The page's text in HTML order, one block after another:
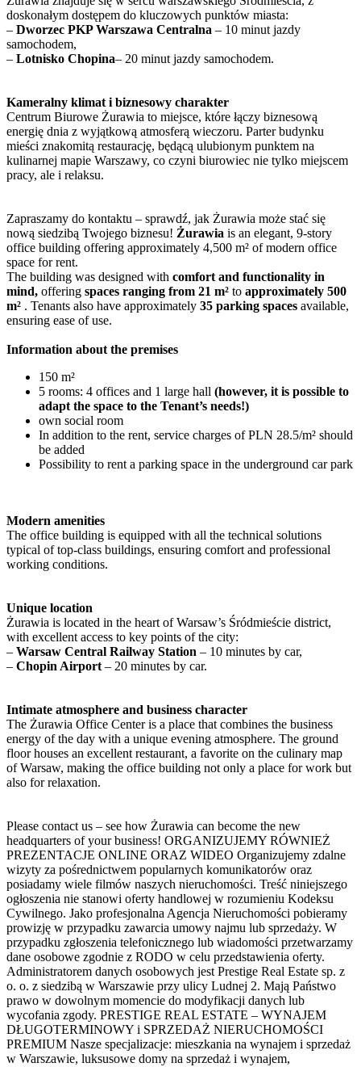
doskonałym dostępem do kluczowych punktów miasta:
– Dworzec PKP Warszawa Centralna – 10 minut jazdy
samochodem,
– Lotnisko Chopina– 20 minut jazdy samochodem.
Kameralny klimat i biznesowy charakter
Centrum Biurowe Żurawia to miejsce, które łączy biznesową
energię dnia z wyjątkową atmosferą wieczoru. Parter budynku
mieści znakomitą restaurację, będącą ulubionym punktem na
kulinarnej mapie Warszawy, co czyni biurowiec nie tylko miejscem
pracy, ale i relaksu.
Zapraszamy do kontaktu – sprawdź, jak Żurawia może stać się
nową siedzibą Twojego biznesu! Żurawia is an elegant, 9-story
office building offering approximately 4,500 m² of modern office
space for rent.
The building was designed with comfort and functionality in
mind, offering spaces ranging from 21 m² to approximately 500
m² . Tenants also have approximately 35 parking spaces available,
ensuring ease of use.
Information about the premises
150 m²
5 rooms: 4 offices and 1 large hall (however, it is possible to
adapt the space to the Tenant’s needs!)
own social room
In addition to the rent, service charges of PLN 28.5/m² should
be added
Possibility to rent a parking space in the underground car park
Modern amenities
The office building is equipped with all the technical solutions
typical of top-class buildings, ensuring comfort and professional
working conditions.
Unique location
Żurawia is located in the heart of Warsaw’s Śródmieście district,
with excellent access to key points of the city:
– Warsaw Central Railway Station – 10 minutes by car,
– Chopin Airport – 20 minutes by car.
Intimate atmosphere and business character
The Żurawia Office Center is a place that combines the business
energy of the day with a unique evening atmosphere. The ground
floor houses an excellent restaurant, a favorite on the culinary map
of Warsaw, making the office building not only a place for work but
also for relaxation.
Please contact us – see how Żurawia can become the new
headquarters of your business! ORGANIZUJEMY RÓWNIEŻ
PREZENTACJE ONLINE ORAZ WIDEO Organizujemy zdalne
wizyty za pośrednictwem popularnych komunikatorów oraz
posiadamy wiele filmów naszych nieruchomości. Treść niniejszego
ogłoszenia nie stanowi oferty handlowej w rozumieniu Kodeksu
Cywilnego. Jako profesjonalna Agencja Nieruchomości pobieramy
prowizję w przypadku zawarcia umowy najmu lub sprzedaży. W
przypadku zgłoszenia telefonicznego lub wiadomości przetwarzamy
dane osobowe zgodnie z RODO w celu przedstawienia oferty.
Administratorem danych osobowych jest Prestige Real Estate sp. z
o. o. z siedzibą w Warszawie przy ulicy Ludnej 2. Mają Państwo
prawo w dowolnym momencie do modyfikacji danych lub
wycofania zgody. PRESTIGE REAL ESTATE – WYNAJEM
DŁUGOTERMINOWY i SPRZEDAŻ NIERUCHOMOŚCI
PREMIUM Nasze specjalizacje: mieszkania na wynajem i sprzedaż
w Warszawie, luksusowe domy na sprzedaż i wynajem,